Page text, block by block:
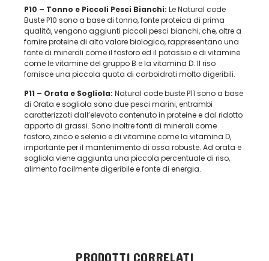
P10 – Tonno e Piccoli Pesci Bianchi: Le Natural code
Buste P10 sono a base di tonno, fonte proteica di prima
qualità, vengono aggiunti piccoli pesci bianchi, che, oltre a
fornire proteine di alto valore biologico, rappresentano una
fonte di minerali come il fosforo ed il potassio e di vitamine
come le vitamine del gruppo B e la vitamina D. Il riso
fornisce una piccola quota di carboidrati molto digeribili.
P11 – Orata e Sogliola: Natural code buste P11 sono a base
di Orata e sogliola sono due pesci marini, entrambi
caratterizzati dall’elevato contenuto in proteine e dal ridotto
apporto di grassi. Sono inoltre fonti di minerali come
fosforo, zinco e selenio e di vitamine come la vitamina D,
importante per il mantenimento di ossa robuste. Ad orata e
sogliola viene aggiunta una piccola percentuale di riso,
alimento facilmente digeribile e fonte di energia.